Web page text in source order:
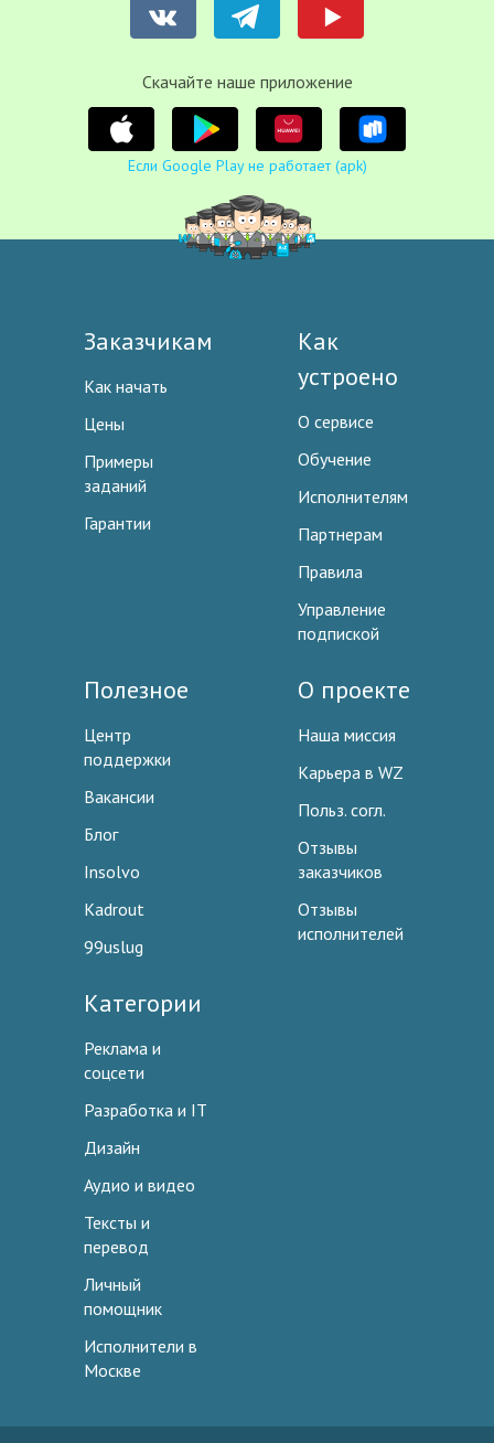
Cкачайте наше приложение
Если Google Play не работает (apk)
Заказчикам
Как начать
Цены
Примеры
заданий
Гарантии
Как
устроено
О сервисе
Обучение
Исполнителям
Партнерам
Правила
Управление
подпиской
Полезное
Центр
поддержки
Вакансии
Блог
Insolvo
Kadrout
99uslug
О проекте
Наша миссия
Карьера в WZ
Польз. согл.
Отзывы
заказчиков
Отзывы
исполнителей
Категории
Реклама и
соцсети
Разработка и IT
Дизайн
Аудио и видео
Тексты и
перевод
Личный
помощник
Исполнители в
Москве